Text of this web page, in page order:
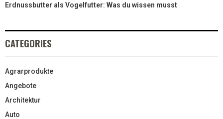
Erdnussbutter als Vogelfutter: Was du wissen musst
CATEGORIES
Agrarprodukte
Angebote
Architektur
Auto